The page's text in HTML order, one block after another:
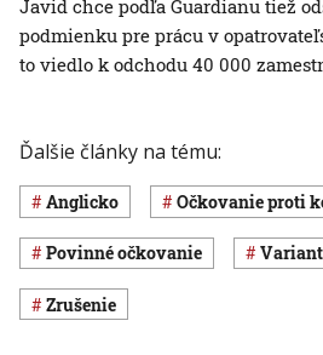
Javid chce podľa Guardianu tiež
podmienku pre prácu v
to viedlo k odchodu 40 000
Ďalšie články na tému:
Anglicko očkovanie proti
povinné očkovanie
zrušenie